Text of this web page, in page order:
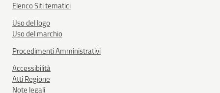
Elenco Siti tematici
Uso del logo
Uso del marchio
Procedimenti Amministrativi
Accessibilità
Atti Regione
Note legali